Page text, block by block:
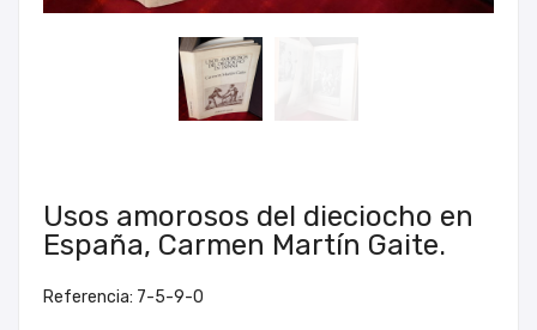
Usos amorosos del dieciocho en
España, Carmen Martín Gaite.
Referencia: 7-5-9-0